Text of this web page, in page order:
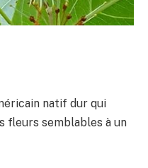
natif dur qui
fleurs semblables à un